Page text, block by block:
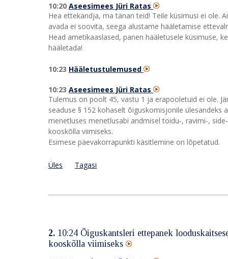
10:20 Aseesimees Jüri Ratas
Hea ettekandja, ma tänan teid! Teile küsimusi ei ole.
avada ei soovita, seega alustame hääletamise
Head ametikaaslased, panen hääletusele küsimuse,
hääletada!
10:23 Hääletustulemused
10:23 Aseesimees Jüri Ratas
Tulemus on poolt 45, vastu 1 ja erapooletuid ei ole.
seaduse § 152 kohaselt õiguskomisjonile
menetluses menetlusabi andmisel toidu‑, ravimi‑,
kooskõlla viimiseks.
Esimese päevakorrapunkti käsitlemine on lõpetatud.
Üles Tagasi
2. 10:24 Õiguskantsleri ettepanek
kooskõlla viimiseks